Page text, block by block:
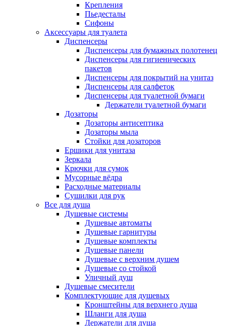
Крепления
Пьедесталы
Сифоны
Аксессуары для туалета
Диспенсеры
Диспенсеры для бумажных полотенец
Диспенсеры для гигиенических
пакетов
Диспенсеры для покрытий на унитаз
Диспенсеры для салфеток
Диспенсеры для туалетной бумаги
Держатели туалетной бумаги
Дозаторы
Дозаторы антисептика
Дозаторы мыла
Стойки для дозаторов
Ершики для унитаза
Зеркала
Крючки для сумок
Мусорные вёдра
Расходные материалы
Сушилки для рук
Все для душа
Душевые системы
Душевые автоматы
Душевые гарнитуры
Душевые комплекты
Душевые панели
Душевые с верхним душем
Душевые со стойкой
Уличный душ
Душевые смесители
Комплектующие для душевых
Кронштейны для верхнего душа
Шланги для душа
Держатели для душа